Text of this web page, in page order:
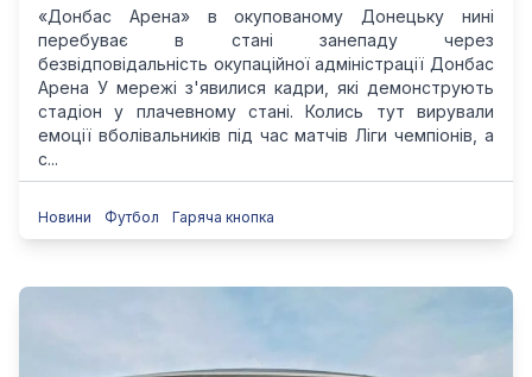
«Донбас Арена» в окупованому Донецьку нині
перебуває в стані занепаду через
безвідповідальність окупаційної адміністрації Донбас
Арена У мережі з'явилися кадри, які демонструють
стадіон у плачевному стані. Колись тут вирували
емоції вболівальників під час матчів Ліги чемпіонів, а
с...
Новини Футбол Гаряча кнопка